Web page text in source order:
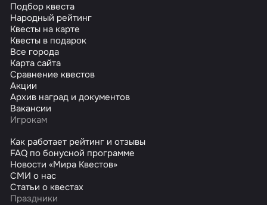
Подбор квеста
Народный рейтинг
Квесты на карте
Квесты в подарок
Все города
Карта сайта
Сравнение квестов
Акции
Архив наград и документов
Вакансии
Игрокам
Как работает рейтинг и отзывы
FAQ по бонусной программе
Новости «Мира Квестов»
СМИ о нас
Статьи о квестах
Праздники